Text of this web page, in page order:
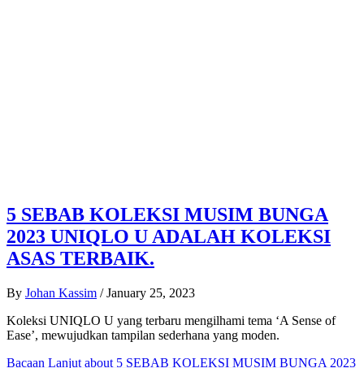
5 SEBAB KOLEKSI MUSIM BUNGA
2023 UNIQLO U ADALAH KOLEKSI
ASAS TERBAIK.
By Johan Kassim / January 25, 2023
Koleksi UNIQLO U yang terbaru mengilhami tema ‘A Sense of
Ease’, mewujudkan tampilan sederhana yang moden.
Bacaan Lanjut about 5 SEBAB KOLEKSI MUSIM BUNGA 2023